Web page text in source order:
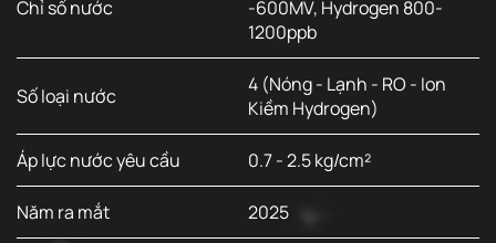
Chỉ số nước
-600MV, Hydrogen 800-
1200ppb
Số loại nước
4 (Nóng - Lạnh - RO - Ion
Kiềm Hydrogen)
Áp lực nước yêu cầu 0.7 - 2.5 kg/cm²
Năm ra mắt 2025